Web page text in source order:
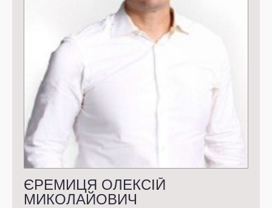
ЄРЕМИЦЯ ОЛЕКСІЙ
МИКОЛАЙОВИЧ